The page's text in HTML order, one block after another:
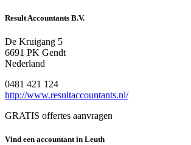
Result Accountants B.V.
De Kruigang 5
6691 PK Gendt
Nederland
0481 421 124
http://www.resultaccountants.nl/
GRATIS offertes aanvragen
Vind een accountant in Leuth